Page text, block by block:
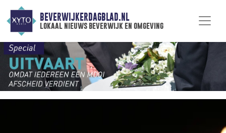
BEVERWIJKERDAGBLAD.NL
lokaal nieuws beverwijk en omgeving